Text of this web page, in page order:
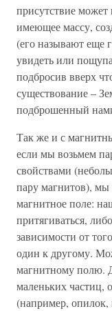
присутствие
имеющее массу,
(его называют еще
увидеть или
подбросив вверх
существование –
подброшенный
Так же и с
если мы возьмем
свойствами
пару магнитов), мы
магнитное поле:
притягиваться,
зависимости от
один к другому.
магнитному полю.
маленьких
(например, опилок,